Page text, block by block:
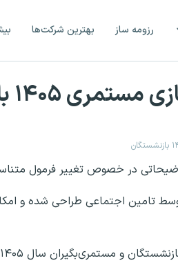
رزومه ساز بهترین شرکت‌ها
بازنشستگان
توضیحاتی در خصوص تغییر فرمول
تامین اجتماعی طراحی شده و